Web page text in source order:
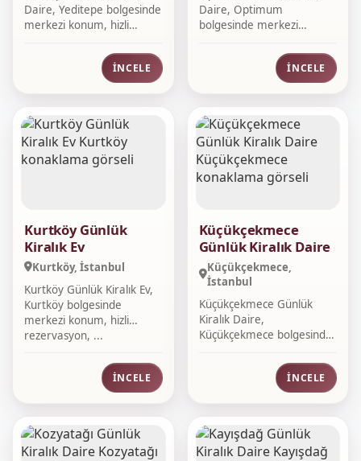
Daire, Yeditepe bolgesinde
merkezi konum, hizli
İNCELE
Daire, Optimum
bolgesinde merkezi
İNCELE
Kurtköy Günlük
Kiralık Ev
Kurtköy, İstanbul
Kurtköy Günlük Kiralık Ev,
Kurtköy bolgesinde
merkezi konum, hizli
rezervasyon, ...
İNCELE
Küçükçekmece
Günlük Kiralık Daire
Küçükçekmece,
İstanbul
Küçükçekmece Günlük
Kiralık Daire,
Küçükçekmece bolgesinde
İNCELE